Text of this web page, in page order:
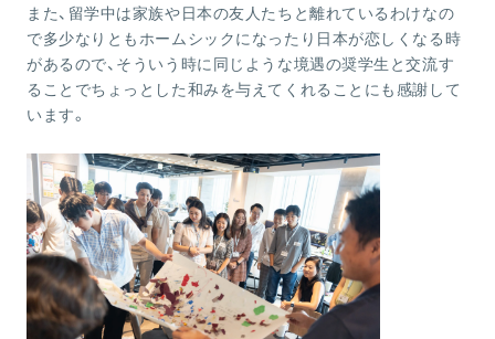
また、留学中は家族や日本の友人たちと離れているわけなの
で多少なりともホームシックになったり日本が恋しくなる時
があるので、そういう時に同じような境遇の奨学生と交流す
ることでちょっとした和みを与えてくれることにも感謝して
います。